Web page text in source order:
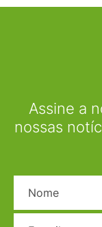
Assine a
nossas